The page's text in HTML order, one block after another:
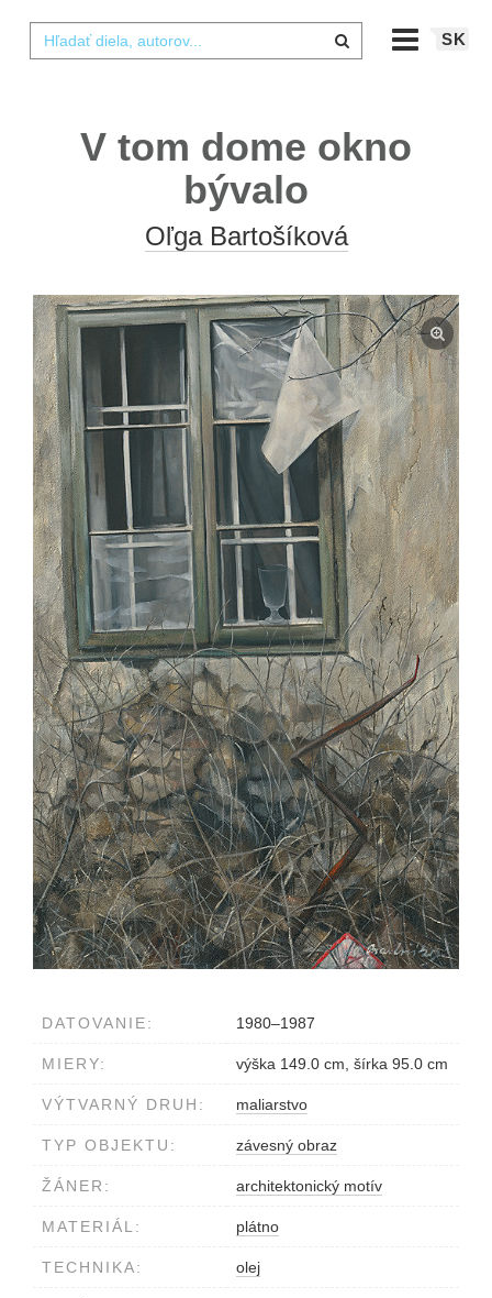
SK
V tom dome okno
bývalo
Oľga Bartošíková
DATOVANIE: 1980–1987
MIERY: výška 149.0 cm, šírka 95.0 cm
VÝTVARNÝ DRUH: maliarstvo
TYP OBJEKTU: závesný obraz
ŽÁNER: architektonický motív
MATERIÁL: plátno
TECHNIKA: olej